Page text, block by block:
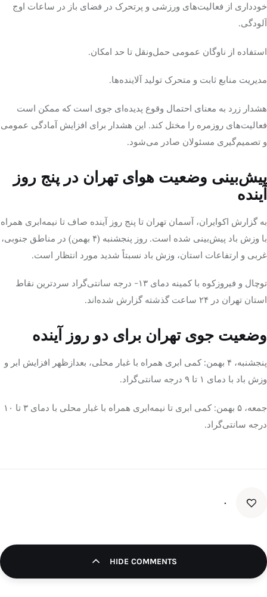
خودداری از فعالیت‌های ورزشی و پرتحرک در فضای باز در ساعات اوج
آلودگی.
استفاده از ناوگان عمومی حمل‌ونقل تا حد امکان.
مدیریت منابع ثابت و متحرک تولید آلاینده‌ها.
هشدار زرد به معنای احتمال وقوع پدیده‌ای جوی است که ممکن است
فعالیت‌های روزمره را مختل کند. این هشدار برای افزایش آمادگی عمومی
و تصمیم‌گیری مسئولان صادر می‌شود.
پیش‌بینی وضعیت هوای تهران در پنج روز
آینده
به گزارش اکوایران، آسمان تهران تا پنج روز آینده صاف تا نیمه‌ابری همراه
با وزش باد پیش‌بینی شده است. روز پنجشنبه (۴ بهمن) در مناطق جنوبی،
غربی و ارتفاعات استان، وزش باد نسبتاً شدید مورد انتظار است.
توچال و فیروزکوه با کمینه دمای ۱۳- درجه سانتی‌گراد سردترین نقاط
استان تهران در ۲۴ ساعت گذشته گزارش شده‌اند.
وضعیت جوی تهران برای دو روز آینده
پنجشنبه، ۴ بهمن: کمی ابری همراه با غبار محلی، بعدازظهر افزایش ابر و
وزش باد با دمای ۱ تا ۹ درجه سانتی‌گراد.
جمعه، ۵ بهمن: کمی ابری تا نیمه‌ابری همراه با غبار محلی با دمای ۳ تا ۱۰
درجه سانتی‌گراد.
۰
HIDE COMMENTS